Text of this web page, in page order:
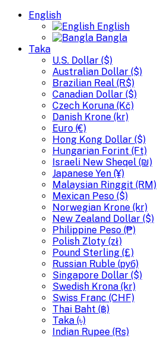
English
English
Bangla
Taka
U.S. Dollar ($)
Australian Dollar ($)
Brazilian Real (R$)
Canadian Dollar ($)
Czech Koruna (Kč)
Danish Krone (kr)
Euro (€)
Hong Kong Dollar ($)
Hungarian Forint (Ft)
Israeli New Sheqel (₪)
Japanese Yen (¥)
Malaysian Ringgit (RM)
Mexican Peso ($)
Norwegian Krone (kr)
New Zealand Dollar ($)
Philippine Peso (₱)
Polish Zloty (zł)
Pound Sterling (£)
Russian Ruble (руб)
Singapore Dollar ($)
Swedish Krona (kr)
Swiss Franc (CHF)
Thai Baht (฿)
Taka (৳)
Indian Rupee (Rs)